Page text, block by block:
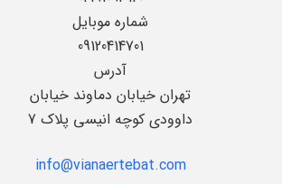
شماره موبایل
09120414701
آدرس
تهران خیابان دماوند خیابان
داوودی کوچه انیسی پلاک 7
info@vianaertebat.com